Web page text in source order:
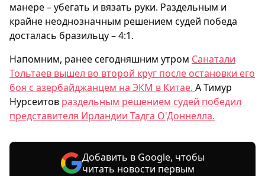
манере – убегать и вязать руки. Раздельным и
крайне неоднозначным решением судей победа
досталась бразильцу – 4:1.
Напомним, ранее сегодняшним утром Санатали
Тольтаев вышел во второй круг после остановки его
боя с азербайджанцем на ЭКМ в Китае. А Тимур
Нурсеитов раздельным решением судей победил
представителя Ирландии Тадга О'Доннелла.
Добавить в Google, чтобы
читать новости первым